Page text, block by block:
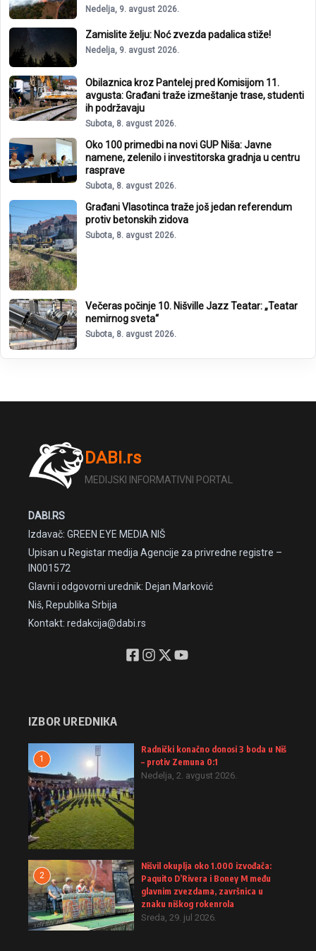
Nedelja, 9. avgust 2026.
Zamislite želju: Noć zvezda padalica stiže!
Nedelja, 9. avgust 2026.
Obilaznica kroz Pantelej pred Komisijom 11.
avgusta: Građani traže izmeštanje trase, studenti
ih podržavaju
Subota, 8. avgust 2026.
Oko 100 primedbi na novi GUP Niša: Javne
namene, zelenilo i investitorska gradnja u centru
rasprave
Subota, 8. avgust 2026.
Građani Vlasotinca traže još jedan referendum
protiv betonskih zidova
Subota, 8. avgust 2026.
Večeras počinje 10. Nišville Jazz Teatar: „Teatar
nemirnog sveta“
Subota, 8. avgust 2026.
DABI.rs
MEDIJSKI INFORMATIVNI PORTAL
DABI.RS
Izdavač: GREEN EYE MEDIA NIŠ
Upisan u Registar medija Agencije za privredne registre –
IN001572
Glavni i odgovorni urednik: Dejan Marković
Niš, Republika Srbija
Kontakt: redakcija@dabi.rs
IZBOR UREDNIKA
1
Radnički konačno donosi 3 boda u Niš
– protiv Zemuna 0:1
Nedelja, 2. avgust 2026.
2
Nišvil okuplja oko 1.000 izvođača:
Paquito D’Rivera i Boney M među
glavnim zvezdama, završnica u
znaku niškog rokenrola
Sreda, 29. jul 2026.